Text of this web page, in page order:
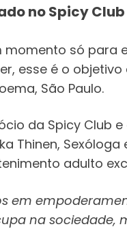
no Spicy Club
momento só para
esse é o objetivo
São Paulo.
da Spicy Club
Thinen,
adulto
em
na sociedade,